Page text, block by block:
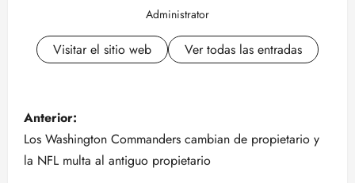
Administrator
Visitar el sitio web Ver todas las entradas
N
a
Anterior:
Los Washington Commanders cambian de propietario y
la NFL multa al antiguo propietario